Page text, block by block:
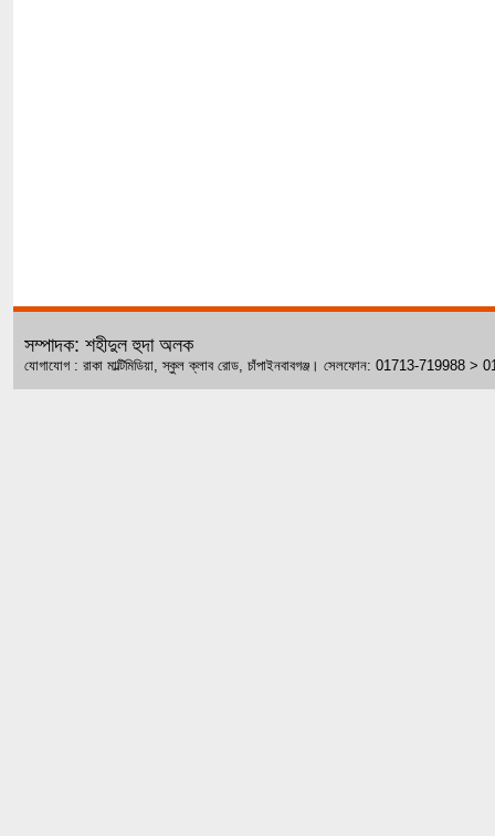
সম্পাদক: শহীদুল হুদা অলক
যোগাযোগ : রাকা মাল্টিমিডিয়া, স্কুল ক্লাব রোড, চাঁপাইনবাবগঞ্জ। সেলফোন: 01713-